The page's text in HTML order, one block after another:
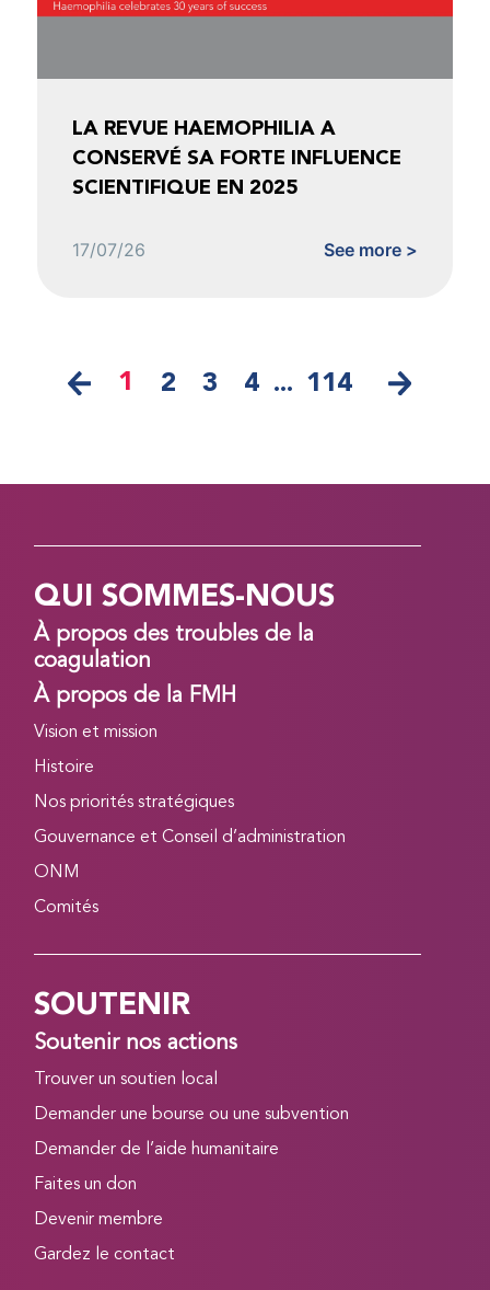
LA REVUE HAEMOPHILIA A
CONSERVÉ SA FORTE INFLUENCE
SCIENTIFIQUE EN 2025
17/07/26 See more >
1 2 3 4 ... 114
QUI SOMMES-NOUS
À propos des troubles de la
coagulation
À propos de la FMH
Vision et mission
Histoire
Nos priorités stratégiques
Gouvernance et Conseil d’administration
ONM
Comités
SOUTENIR
Soutenir nos actions
Trouver un soutien local
Demander une bourse ou une subvention
Demander de l’aide humanitaire
Faites un don
Devenir membre
Gardez le contact